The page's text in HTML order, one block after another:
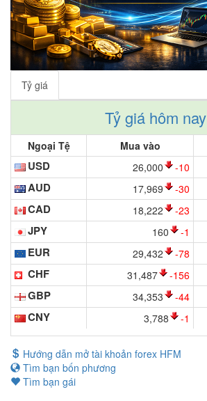
Tỷ giá
Tỷ giá hôm nay
Ngoại Tệ Mua vào
USD 26,000 -10
AUD 17,969 -30
CAD 18,222 -23
JPY 160 -1
EUR 29,432 -78
CHF 31,487 -156
GBP 34,353 -44
CNY 3,788 -1
Hướng dẫn mở tài khoản forex HFM
Tìm bạn bốn phương
Tìm bạn gái